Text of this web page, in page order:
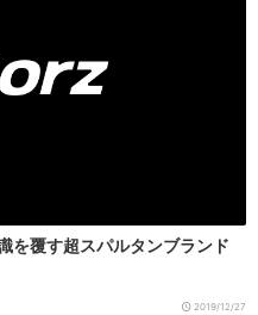
を覆す超スパルタンブランド
2019/12/27